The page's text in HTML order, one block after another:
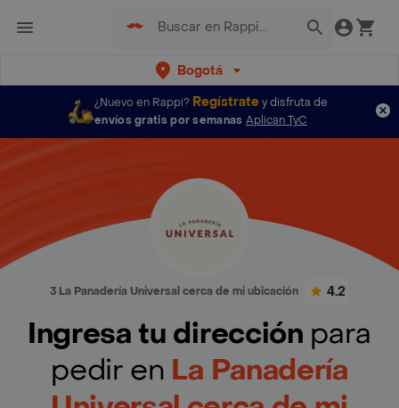
Bogotá
¿Nuevo en Rappi? Regístratey disfruta de
envíos gratis por semanas Aplican TyC
3 La Panadería Universal cerca de mi ubicación 4.2
Ingresa tu dirección para
pedir en La Panadería